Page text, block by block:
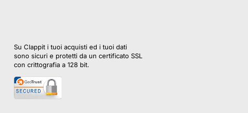
Su Clappit i tuoi acquisti ed i tuoi dati
sono sicuri e protetti da un certificato SSL
con crittografia a 128 bit.